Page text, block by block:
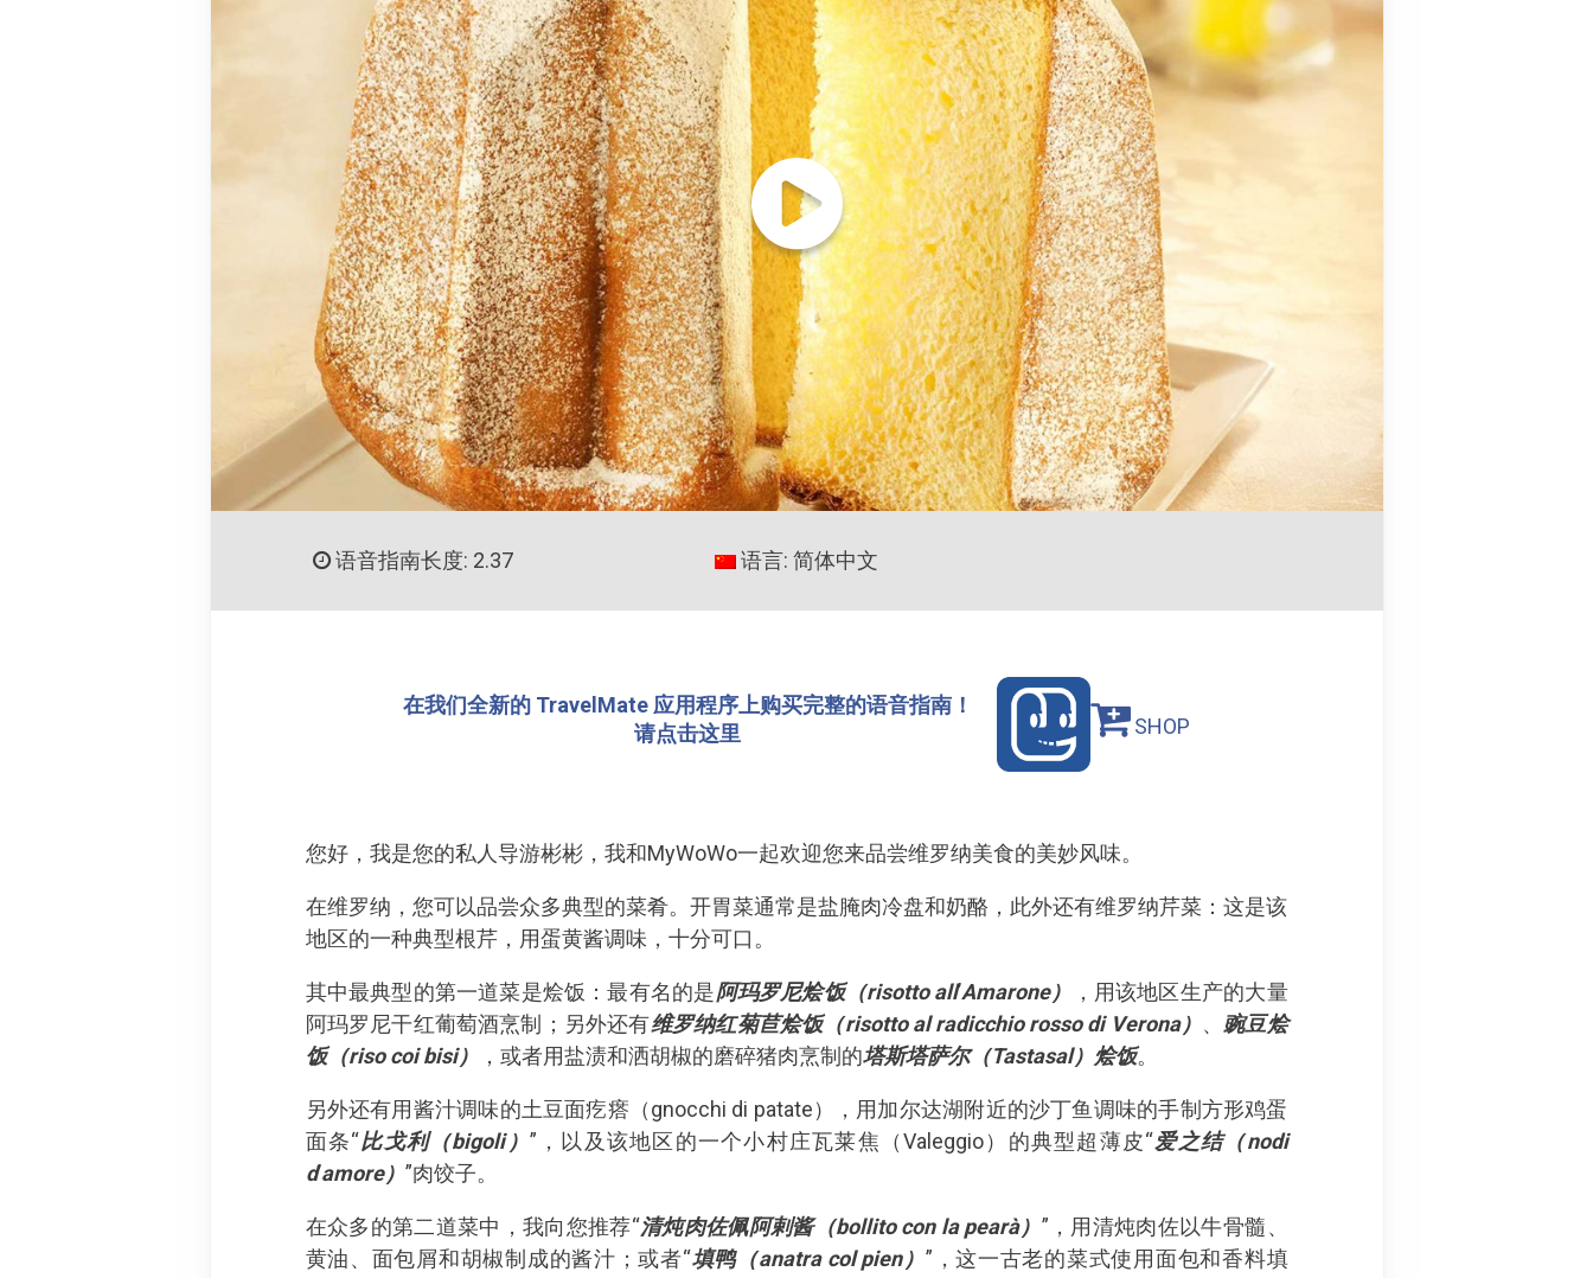
语音指南长度: 2.37 语言: 简体中文
在我们全新的 TravelMate 应用程序上购买完整的语音指南！
请点击这里
SHOP
您好，我是您的私人导游彬彬，我和MyWoWo一起欢迎您来品尝维罗纳美食的美妙风味。
在维罗纳，您可以品尝众多典型的菜肴。开胃菜通常是盐腌肉冷盘和奶酪，此外还有维罗纳芹菜：这是该
地区的一种典型根芹，用蛋黄酱调味，十分可口。
其中最典型的第一道菜是烩饭：最有名的是阿玛罗尼烩饭（risotto all’Amarone）
，用该地区生产的大量
阿玛罗尼干红葡萄酒烹制；另外还有维罗纳红菊苣烩饭（risotto al radicchio rosso di Verona） 、豌豆烩
饭（riso coi bisi）
，或者用盐渍和洒胡椒的磨碎猪肉烹制的塔斯塔萨尔（Tastasal）烩饭。
另外还有用酱汁调味的土豆面疙瘩（gnocchi di patate），用加尔达湖附近的沙丁鱼调味的手制方形鸡蛋
面条“比戈利（bigoli） ”，以及该地区的一个小村庄瓦莱焦（Valeggio）的典型超薄皮“爱之结（nodi
d’amore） ”肉饺子。
在众多的第二道菜中，我向您推荐“清炖肉佐佩阿剌酱（bollito con la pearà） ”，用清炖肉佐以牛骨髓、
黄油、面包屑和胡椒制成的酱汁；或者“填鸭（anatra col pien） ”，这一古老的菜式使用面包和香料填